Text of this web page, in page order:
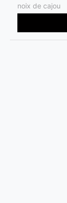
noix de cajou